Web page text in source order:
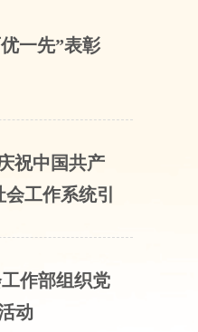
一先”表彰
祝中国共产
工作系统引
作部组织党
动